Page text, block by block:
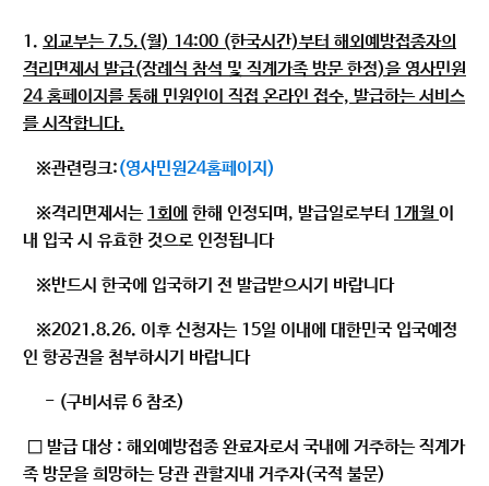
1. 외교부는 7.5.(월) 14:00 (한국시간)부터 해외예방접종자의
격리면제서 발급(장례식 참석 및 직계가족 방문 한정)을 영사민원
24 홈페이지를 통해 민원인이 직접 온라인 접수, 발급하는 서비스
를 시작합니다.
※관련링크:(영사민원24홈페이지)
※격리면제서는 1회에 한해 인정되며, 발급일로부터 1개월 이
내 입국 시 유효한 것으로 인정됩니다
※반드시 한국에 입국하기 전 발급받으시기 바랍니다
※2021.8.26. 이후 신청자는 15일 이내에 대한민국 입국예정
인 항공권을 첨부하시기 바랍니다
- (구비서류 6 참조)
□ 발급 대상 : 해외예방접종 완료자로서 국내에 거주하는 직계가
족 방문을 희망하는 당관 관할지내 거주자(국적 불문)